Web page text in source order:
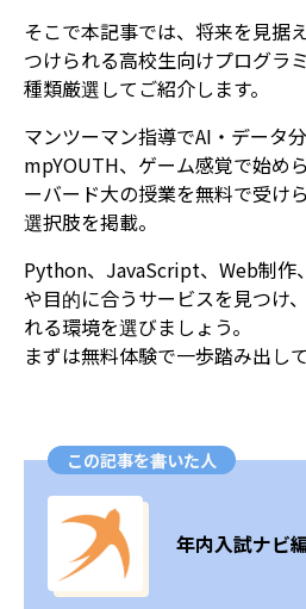
そこで本記事では、将来を見据
つけられる高校生向けプログラ
種類厳選してご紹介します。
マンツーマン指導でAI・データ
mpYOUTH、ゲーム感覚で始め
ーバード大の授業を無料で受け
選択肢を掲載。
Python、JavaScript、Web制作
や目的に合うサービスを見つけ
れる環境を選びましょう。
まずは無料体験で一歩踏み出し
この記事を書いた人
年内入試ナビ